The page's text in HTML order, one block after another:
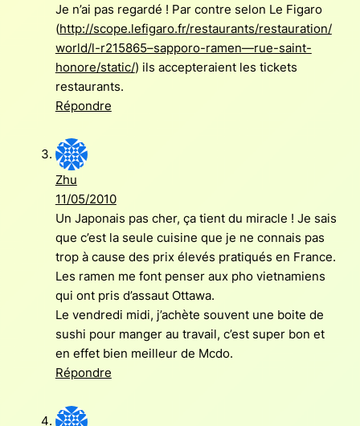
Je n’ai pas regardé ! Par contre selon Le Figaro
(http://scope.lefigaro.fr/restaurants/restauration/
world/l-r215865–sapporo-ramen—rue-saint-
honore/static/) ils accepteraient les tickets
restaurants.
Répondre
Zhu
11/05/2010
Un Japonais pas cher, ça tient du miracle ! Je sais
que c’est la seule cuisine que je ne connais pas
trop à cause des prix élevés pratiqués en France.
Les ramen me font penser aux pho vietnamiens
qui ont pris d’assaut Ottawa.
Le vendredi midi, j’achète souvent une boite de
sushi pour manger au travail, c’est super bon et
en effet bien meilleur de Mcdo.
Répondre